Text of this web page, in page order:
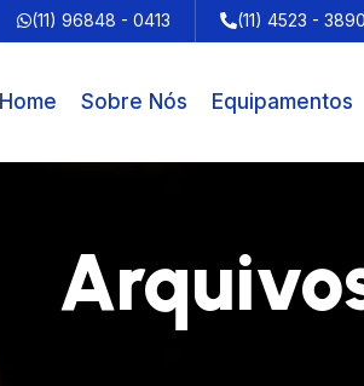
(11) 96848 - 0413 (11) 4523 - 3890
Home Sobre Nós Equipamentos